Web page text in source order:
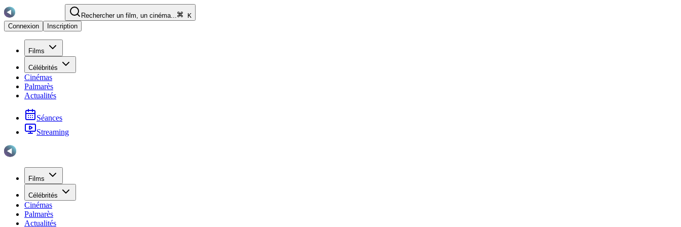
Rechercher un film, un cinéma...
K
Connexion
Inscription
Films
Célébrités
Cinémas
Palmarès
Actualités
Séances
Streaming
Films
Célébrités
Cinémas
Palmarès
Actualités